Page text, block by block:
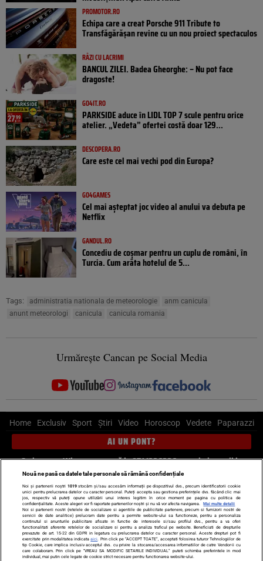
PROMOTOR.RO
Echipa care a creat Porsche 911 Tribute to
Transfăgărășan revine cu un nou proiect spectaculos
RÂZI CU LACRIMI
BANCUL ZILEI. Badea Gheorghe: – Nu pot face
dragoste!
GO4IT.RO
PARKSIDE aduce în LIDL TOP 7 scule pentru orice
atelier. „Vedeta” ofertei costă doar 129...
DESCOPERA.RO
Care este cel mai vechi pod din Europa?
GO4GAMES
Cel mai așteptat joc video al anului va debuta pe
Netflix
GANDUL.RO
Concediu de coșmar pentru un cuplu de români, în
Turcia. Cum arăta hotelul de 5...
Tags: administratia nationala de meteorologie
anm canicula
anunt meteorologi
canicula canicula romania
Urmărește Cancan pe Social Media
Home Exclusiv Sport Știri Video Horoscop Vedete Paparazzi
AI UN PONT?
Scrie-ne pe Whatsapp, sună la 0741226226 sau trimite mail la
pont@cancan.ro
Știri interne Știri externe
Politică
Ultimele stiri
Diete Insula Iubirii Dictionar de vise
LIFE STYLE
Horoscop
Echipa editorială
Termeni si condiții Politica de confidențialitate
Nouă ne pasă ca datele tale personale să rămână confidențiale
Noi și partenerii noștri 1019stocăm și/sau accesăm informații pe dispozitivul dvs., precum identificatorii cookie
unici pentru prelucrarea datelor cu caracter personal. Puteți accepta sau gestiona preferințele dvs. făcând clic mai
jos, respectiv vă puteți opune utilizării unui interes legitim în orice moment pe pagina cu politica de
confidențialitate. Aceste alegeri vor fi raportate partenerilor noștri și nu vă vor afecta navigarea.
Mai multe detalii
Noi si partenerii nostri (retelele de socializare si agentiile de publicitate partenere, precum si furnizorii nostri de
servicii de date analitice) prelucram date pentru a permite website-ului sa functioneze, pentru a personaliza
continutul si anunturile publicitare afisate in functie de interesele si/sau profilul dvs., pentru a va oferi
functionalitati aferente retelelor de socializare si pentru a analiza traficul pe website. Beneficiati de drepturile
prevazute de art. 15-22 din GDPR in legatura cu prelucrarea datelor cu caracter personal. Aceste drepturi pot fi
exercitate prin modalitatea indicataaici . Prin click pe “ACCEPT TOATE”, acceptati folosirea tuturor Tehnologiilor de
tip Cookie, care implica inclusiv acceptul dvs. cu privire la stocarea/accesarea informatiilor de catre Vendor-ii cu
care colaboram. Prin click pe “VREAU SA MODIFIC SETARILE INDIVIDUAL” puteti schimba preferintele in mod
individual, mai putin cele legate de cookie strict necesare pentru functionarea website-ului.